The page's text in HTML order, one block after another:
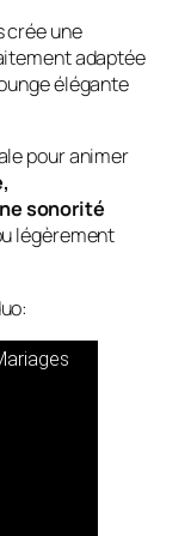
crée une
adaptée
élégante
pour animer
sonorité
légèrement